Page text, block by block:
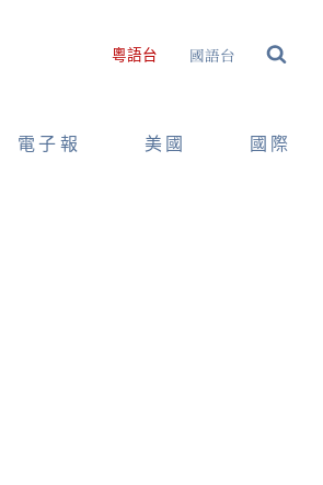
粵語台 國語台
電子報 美國 國際